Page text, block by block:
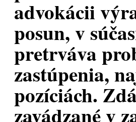
advokácii
posun, v
pretrváva
zastúpenia,
pozíciách.
zavádzané v